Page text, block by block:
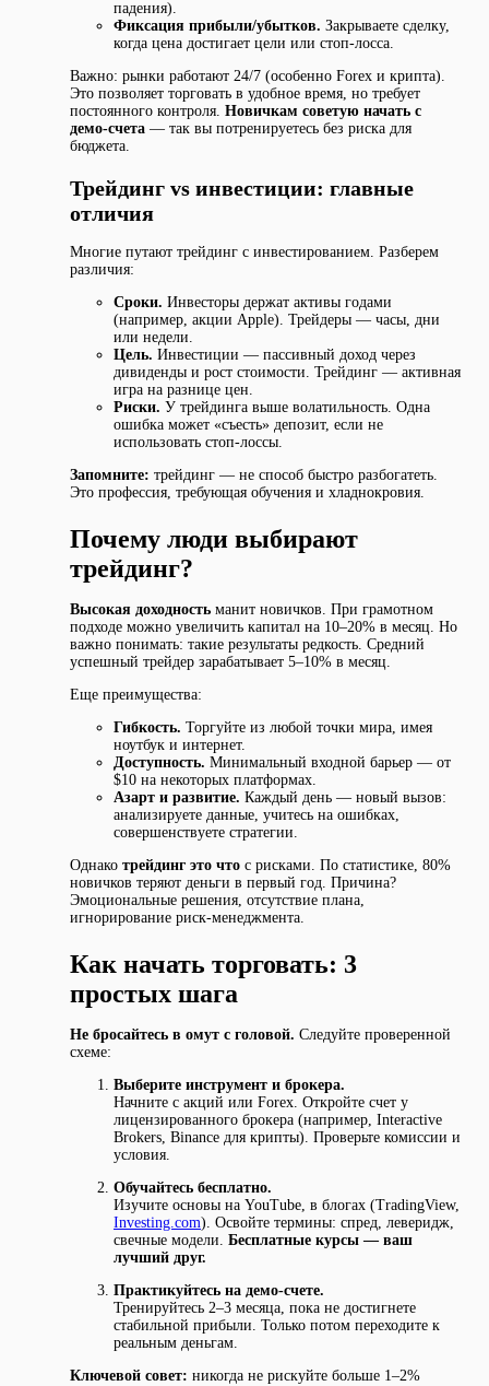
падения).
Фиксация прибыли/убытков. Закрываете сделку,
когда цена достигает цели или стоп-лосса.
Важно: рынки работают 24/7 (особенно Forex и крипта).
Это позволяет торговать в удобное время, но требует
постоянного контроля. Новичкам советую начать с
демо-счета — так вы потренируетесь без риска для
бюджета.
Трейдинг vs инвестиции: главные
отличия
Многие путают трейдинг с инвестированием. Разберем
различия:
Сроки. Инвесторы держат активы годами
(например, акции Apple). Трейдеры — часы, дни
или недели.
Цель. Инвестиции — пассивный доход через
дивиденды и рост стоимости. Трейдинг — активная
игра на разнице цен.
Риски. У трейдинга выше волатильность. Одна
ошибка может «съесть» депозит, если не
использовать стоп-лоссы.
Запомните: трейдинг — не способ быстро разбогатеть.
Это профессия, требующая обучения и хладнокровия.
Почему люди выбирают
трейдинг?
Высокая доходность манит новичков. При грамотном
подходе можно увеличить капитал на 10–20% в месяц. Но
важно понимать: такие результаты редкость. Средний
успешный трейдер зарабатывает 5–10% в месяц.
Еще преимущества:
Гибкость. Торгуйте из любой точки мира, имея
ноутбук и интернет.
Доступность. Минимальный входной барьер — от
$10 на некоторых платформах.
Азарт и развитие. Каждый день — новый вызов:
анализируете данные, учитесь на ошибках,
совершенствуете стратегии.
Однако трейдинг это что с рисками. По статистике, 80%
новичков теряют деньги в первый год. Причина?
Эмоциональные решения, отсутствие плана,
игнорирование риск-менеджмента.
Как начать торговать: 3
простых шага
Не бросайтесь в омут с головой. Следуйте проверенной
схеме:
Выберите инструмент и брокера.
Начните с акций или Forex. Откройте счет у
лицензированного брокера (например, Interactive
Brokers, Binance для крипты). Проверьте комиссии и
условия.
Обучайтесь бесплатно.
Изучите основы на YouTube, в блогах (TradingView,
Investing.com). Освойте термины: спред, леверидж,
свечные модели. Бесплатные курсы — ваш
лучший друг.
Практикуйтесь на демо-счете.
Тренируйтесь 2–3 месяца, пока не достигнете
стабильной прибыли. Только потом переходите к
реальным деньгам.
Ключевой совет: никогда не рискуйте больше 1–2%